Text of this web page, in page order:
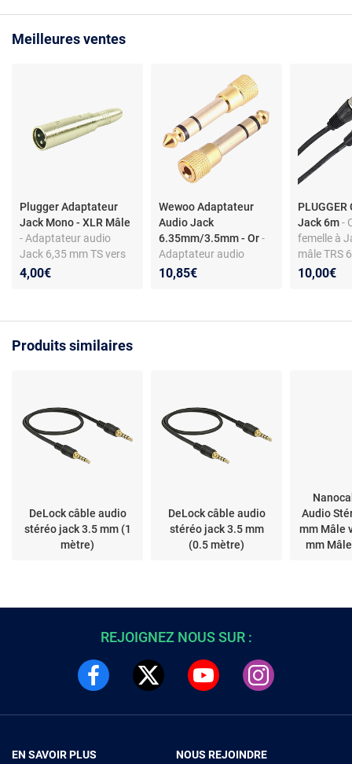
Meilleures ventes
Plugger Adaptateur
Jack Mono - XLR Mâle
- Adaptateur audio
Jack 6,35 mm TS vers
XLR 3 broches
4,00€
Wewoo Adaptateur
Audio Jack
6.35mm/3.5mm - Or-
Adaptateur audio
stéréo - 6.35 mm vers
10,85€
Jack 6m-
femelle à
mâle TRS
mètres -
10,00€
Produits similaires
DeLock câble audio
stéréo jack 3.5 mm (1
mètre)
DeLock câble audio
stéréo jack 3.5 mm
(0.5 mètre)
Audio
mm Mâle
mm
REJOIGNEZ NOUS SUR :
EN SAVOIR PLUS NOUS REJOINDRE